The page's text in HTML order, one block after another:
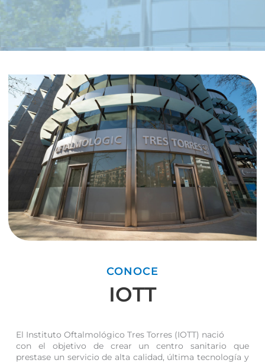
CONOCE
IOTT
El Instituto Oftalmológico Tres Torres (IOTT) nació
con el objetivo de crear un centro sanitario que
prestase un servicio de alta calidad, última tecnología y